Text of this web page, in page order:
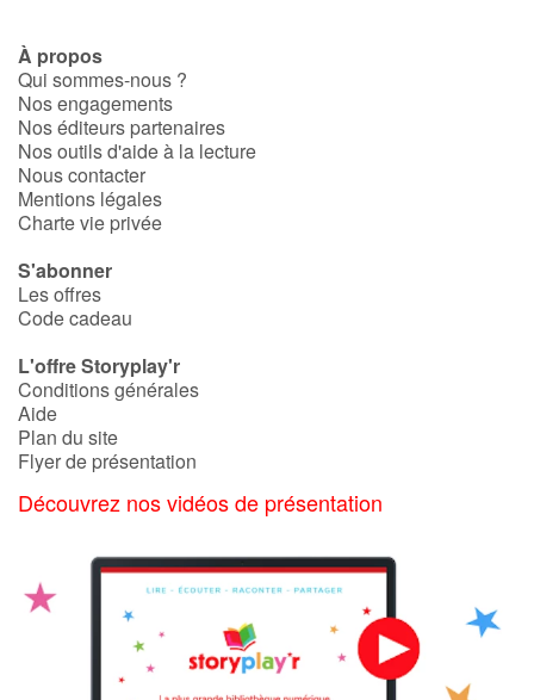
À propos
Qui sommes-nous ?
Nos engagements
Nos éditeurs partenaires
Nos outils d'aide à la lecture
Nous contacter
Mentions légales
Charte vie privée
S'abonner
Les offres
Code cadeau
L'offre Storyplay'r
Conditions générales
Aide
Plan du site
Flyer de présentation
Découvrez nos vidéos de présentation